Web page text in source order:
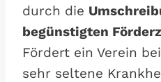
durch die
begünstigten
Fördert ein Verein
sehr seltene